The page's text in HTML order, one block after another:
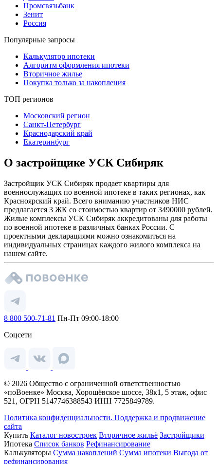
Промсвязьбанк
Зенит
Россия
Популярные запросы
Калькулятор ипотеки
Алгоритм оформления ипотеки
Вторичное жилье
Покупка только за накопления
ТОП регионов
Московский регион
Санкт-Петербург
Краснодарский край
Екатеринбург
О застройщике УСК Сибиряк
Застройщик УСК Сибиряк продает квартиры для
военнослужащих по военной ипотеке в таких регионах, как
Красноярский край. Всего вниманию участников НИС
предлагается 3 ЖК со стоимостью квартир от 3490000 рублей.
Жилые комплексы УСК Сибиряк аккредитованы для работы
по военной ипотеке в различных банках России. С
проектными декларациями можно ознакомиться на
индивидуальных страницах каждого жилого комплекса на
нашем сайте.
8 800 500-71-81 Пн-Пт 09:00-18:00
Соцсети
© 2026 Общество с ограниченной ответственностью
«поВоенке» Москва, Хорошёвское шоссе, 38к1, 5 этаж, офис
521, ОГРН 5147746388543 ИНН 7725849789.
Политика конфиденциальности. Поддержка и продвижение
сайта
Купить Каталог новостроек Вторичное жильё Застройщики
Ипотека Список банков Рефинансирование
Калькуляторы Сумма накоплений Сумма ипотеки Выгода от
рефинансирования